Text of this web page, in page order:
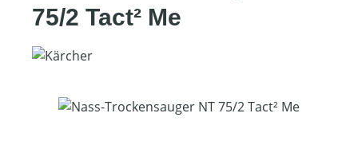
75/2 Tact² Me
Bildergalerie überspringen